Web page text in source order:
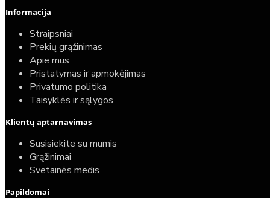
Informacija
Straipsniai
Prekių grąžinimas
Apie mus
Pristatymas ir apmokėjimas
Privatumo politika
Taisyklės ir sąlygos
Klientų aptarnavimas
Susisiekite su mumis
Grąžinimai
Svetainės medis
Papildomai